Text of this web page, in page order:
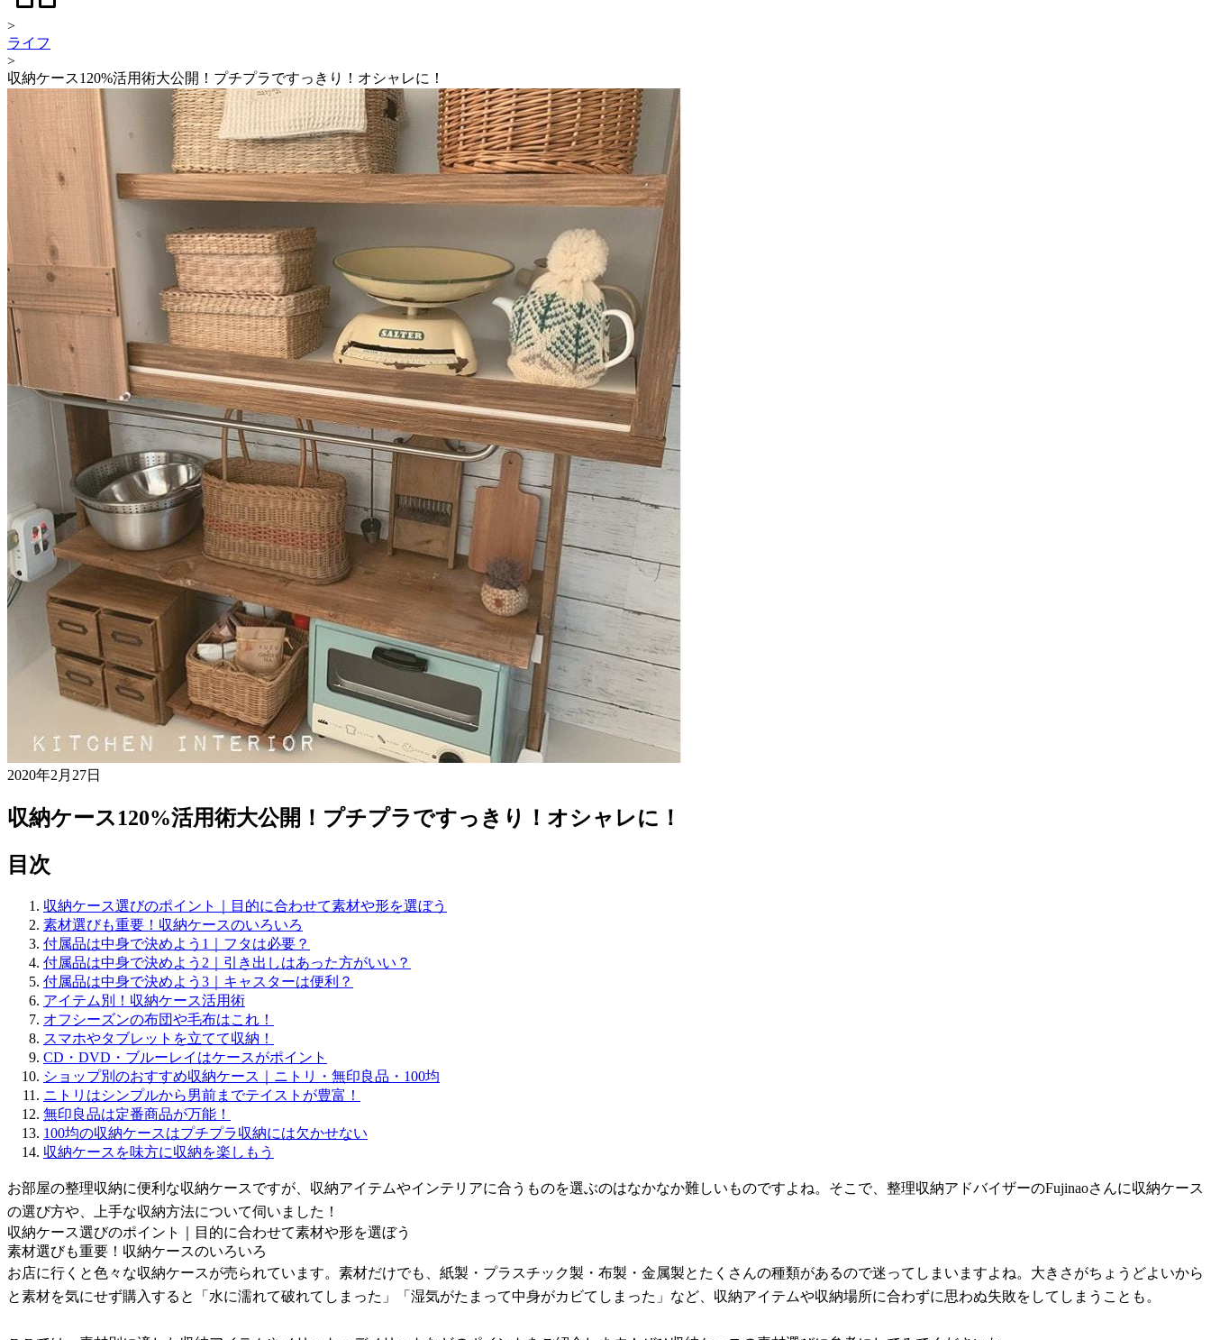
>
ライフ
>
収納ケース120%活用術大公開！プチプラですっきり！オシャレに！
2020年2月27日
収納ケース120%活用術大公開！プチプラですっきり！オシャレに！
目次
収納ケース選びのポイント｜目的に合わせて素材や形を選ぼう
素材選びも重要！収納ケースのいろいろ
付属品は中身で決めよう1｜フタは必要？
付属品は中身で決めよう2｜引き出しはあった方がいい？
付属品は中身で決めよう3｜キャスターは便利？
アイテム別！収納ケース活用術
オフシーズンの布団や毛布はこれ！
スマホやタブレットを立てて収納！
CD・DVD・ブルーレイはケースがポイント
ショップ別のおすすめ収納ケース｜ニトリ・無印良品・100均
ニトリはシンプルから男前までテイストが豊富！
無印良品は定番商品が万能！
100均の収納ケースはプチプラ収納には欠かせない
収納ケースを味方に収納を楽しもう
お部屋の整理収納に便利な収納ケースですが、収納アイテムやインテリアに合うものを選ぶのはなかなか難しいものですよね。そこで、整理収納アドバイザーのFujinaoさんに収納ケース
の選び方や、上手な収納方法について伺いました！
収納ケース選びのポイント｜目的に合わせて素材や形を選ぼう
素材選びも重要！収納ケースのいろいろ
お店に行くと色々な収納ケースが売られています。素材だけでも、紙製・プラスチック製・布製・金属製とたくさんの種類があるので迷ってしまいますよね。大きさがちょうどよいから
と素材を気にせず購入すると「水に濡れて破れてしまった」「湿気がたまって中身がカビてしまった」など、収納アイテムや収納場所に合わずに思わぬ失敗をしてしまうことも。